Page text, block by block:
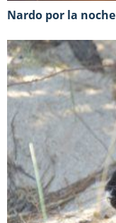
Nardo por la noche